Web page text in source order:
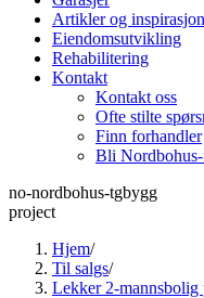
Artikler og inspirasjon
Eiendomsutvikling
Rehabilitering
Kontakt
Kontakt oss
Ofte stilte
Finn forhandler
Bli
no-nordbohus-tgbygg
project
Hjem/
Til salgs/
Lekker 2-